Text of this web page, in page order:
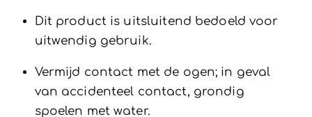
Dit product is uitsluitend bedoeld voor
uitwendig gebruik.
Vermijd contact met de ogen; in geval
van accidenteel contact, grondig
spoelen met water.